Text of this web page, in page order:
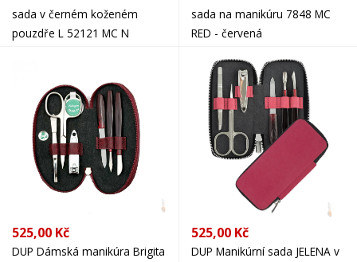
sada v černém koženém
pouzdře L 52121 MC N
sada na manikúru 7848 MC
RED - červená
525,00 Kč
DUP Dámská manikúra Brigita
525,00 Kč
DUP Manikúrní sada JELENA v